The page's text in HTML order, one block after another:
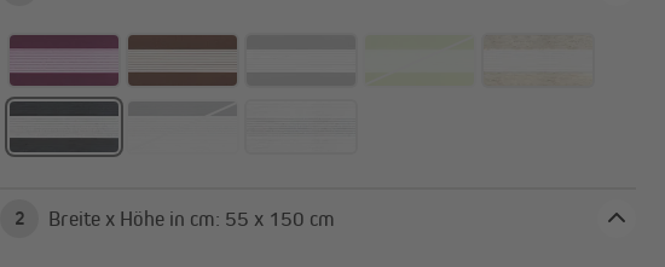
2 Breite x Höhe in cm: 55 x 150 cm